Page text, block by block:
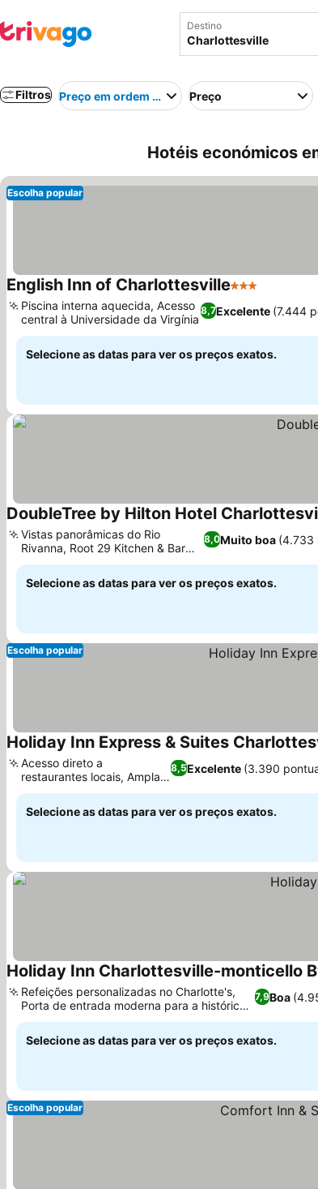
Destino
Filtros Preço em ordem crescentePreço
Hotéis económicos
Escolha popular
English Inn of Charlottesville3 Estrelas
8,7Excelente (7.444
Piscina interna aquecida, Acesso
central à Universidade da Virgínia
Selecione as datas para ver os preços exatos.
DoubleTree by Hilton Hotel
8,0Muito boa (4.733
Vistas panorâmicas do Rio
Rivanna, Root 29 Kitchen & Bar
sofisticado
Selecione as datas para ver os preços exatos.
Escolha popular
Holiday Inn Express & Suites
8,5Excelente (3.390
Acesso direto a
restaurantes locais, Ampla
academia
Selecione as datas para ver os preços exatos.
Holiday Inn Charlottesville-monticello
7,9Boa
Refeições personalizadas no Charlotte's,
Porta de entrada moderna para a histórica
Virgínia
Selecione as datas para ver os preços exatos.
Escolha popular